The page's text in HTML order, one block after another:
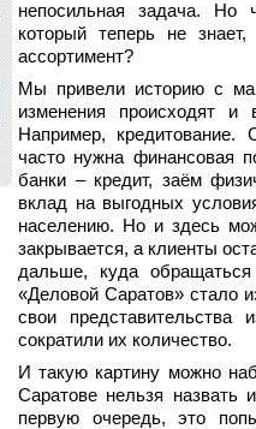
непосильная задача. Но
который теперь не
ассортимент?
Мы привели историю с
изменения происходят
Например, кредитование.
часто нужна финансовая
банки – кредит, заём
вклад на выгодных
населению. Но и здесь
закрывается, а клиенты
дальше, куда
«Деловой Саратов» стало
свои
сократили их количество.
И такую картину можно
Саратове нельзя назвать
первую очередь, это